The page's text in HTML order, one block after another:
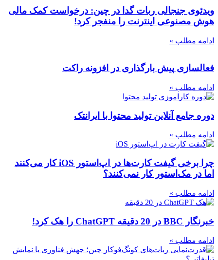
ویدئوی جنجالی ربات گدا در چین: درخواست کمک مالی
هوش مصنوعی اینترنت را منفجر کرد!
ادامه مطلب »
فعالسازی پیش بارگذاری در افزونه راکت
ادامه مطلب »
دوره جامع آنلاین تولید محتوا با ایرانتک
ادامه مطلب »
چرا برخی گیفت کارت‌ها در اپ‌استور iOS کار می‌کنند
اما در مک‌استور کار نمی‌کنند؟
ادامه مطلب »
خبرنگار BBC در 20 دقیقه ChatGPT را هک کرد!
ادامه مطلب »